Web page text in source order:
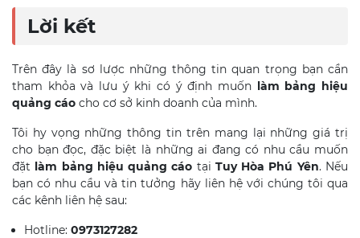
Lời kết
Trên đây là sơ lược những thông tin quan trọng bạn cần
tham khỏa và lưu ý khi có ý định muốn làm bảng hiệu
quảng cáo cho cơ sở kinh doanh của mình.
Tôi hy vọng những thông tin trên mang lại những giá trị
cho bạn đọc, đặc biệt là những ai đang có nhu cầu muốn
đặt làm bảng hiệu quảng cáo tại Tuy Hòa Phú Yên. Nếu
bạn có nhu cầu và tin tưởng hãy liên hệ với chúng tôi qua
các kênh liên hệ sau:
Hotline: 0973127282